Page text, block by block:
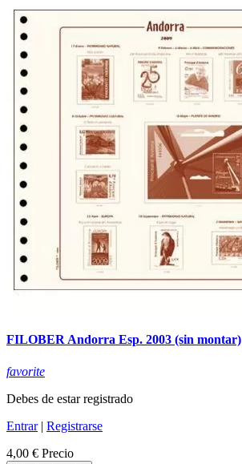
FILOBER Andorra Esp. 2003 (sin montar)
favorite
Debes de estar registrado
Entrar| Registrarse
4,00 € Precio